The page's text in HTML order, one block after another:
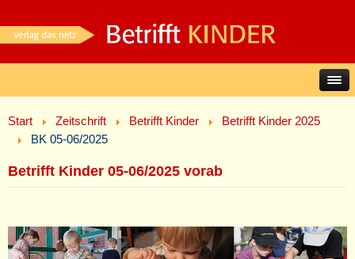
Start Zeitschrift Betrifft Kinder
Betrifft Kinder 2025
BK 05-06/2025
Betrifft Kinder 05-06/2025 vorab